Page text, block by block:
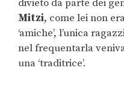
divieto da parte dei
Mitzi, come lei non
‘amiche’, l’unica
nel frequentarla
una ‘traditrice’.